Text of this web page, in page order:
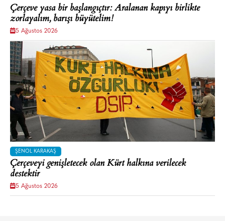
Çerçeve yasa bir başlangıçtır: Aralanan kapıyı birlikte
zorlayalım, barışı büyütelim!
5 Ağustos 2026
ŞENOL KARAKAŞ
Çerçeveyi genişletecek olan Kürt halkına verilecek
destektir
5 Ağustos 2026